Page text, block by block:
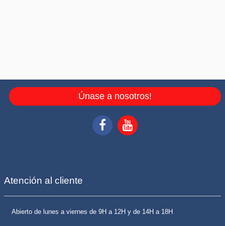
Únase a nosotros!
Atención al cliente
Abierto de lunes a viernes de 9H a 12H y de 14H a 18H